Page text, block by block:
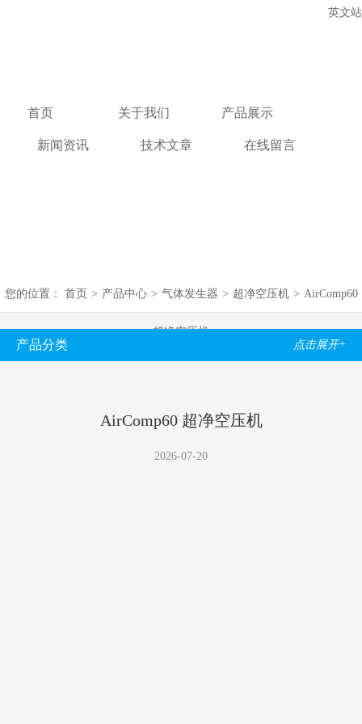
英文站
首页 关于我们 产品展示
新闻资讯 技术文章 在线留言
您的位置： 首页 > 产品中心 > 气体发生器 > 超净空压机 > AirComp60
超净空压机
产品分类 点击展开+
AirComp60 超净空压机
2026-07-20